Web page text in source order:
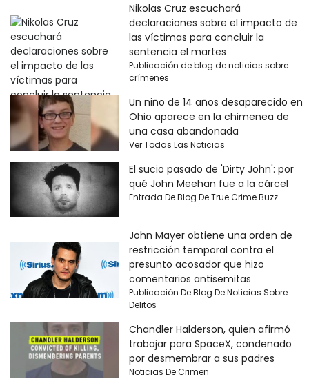
Nikolas Cruz escuchará
declaraciones sobre el impacto de
las víctimas para concluir la
sentencia el martes
Publicación de blog de noticias sobre
crímenes
Un niño de 14 años desaparecido en
Ohio aparece en la chimenea de
una casa abandonada
Ver Todas Las Noticias
El sucio pasado de 'Dirty John': por
qué John Meehan fue a la cárcel
Entrada De Blog De True Crime Buzz
John Mayer obtiene una orden de
restricción temporal contra el
presunto acosador que hizo
comentarios antisemitas
Publicación De Blog De Noticias Sobre
Delitos
Chandler Halderson, quien afirmó
trabajar para SpaceX, condenado
por desmembrar a sus padres
Noticias De Crimen